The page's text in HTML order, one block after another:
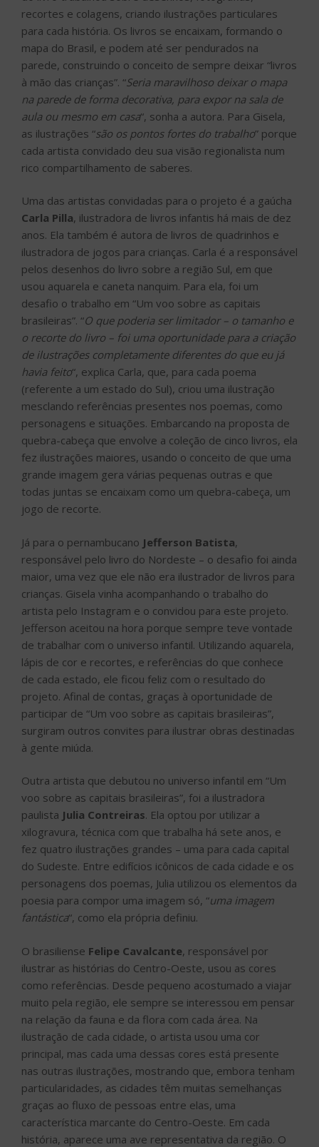
recortes e colagens, criando ilustrações particulares
para cada história. Os livros se encaixam, formando o
mapa do Brasil, e podem até ser pendurados na
parede, construindo o conceito de sempre deixar “livros
à mão das crianças”. “Seria maravilhoso deixar o mapa
na parede de forma decorativa, para expor na sala de
aula ou mesmo em casa“, sonha a autora. Para Gisela,
as ilustrações “são os pontos fortes do trabalho” porque
cada artista convidado deu sua visão regionalista num
rico compartilhamento de saberes.
Uma das artistas convidadas para o projeto é a gaúcha
Carla Pilla, ilustradora de livros infantis há mais de dez
anos. Ela também é autora de livros de quadrinhos e
ilustradora de jogos para crianças. Carla é a responsável
pelos desenhos do livro sobre a região Sul, em que
usou aquarela e caneta nanquim. Para ela, foi um
desafio o trabalho em “Um voo sobre as capitais
brasileiras”. “O que poderia ser limitador – o tamanho e
o recorte do livro – foi uma oportunidade para a criação
de ilustrações completamente diferentes do que eu já
havia feito“, explica Carla, que, para cada poema
(referente a um estado do Sul), criou uma ilustração
mesclando referências presentes nos poemas, como
personagens e situações. Embarcando na proposta de
quebra-cabeça que envolve a coleção de cinco livros, ela
fez ilustrações maiores, usando o conceito de que uma
grande imagem gera várias pequenas outras e que
todas juntas se encaixam como um quebra-cabeça, um
jogo de recorte.
Já para o pernambucano Jefferson Batista,
responsável pelo livro do Nordeste – o desafio foi ainda
maior, uma vez que ele não era ilustrador de livros para
crianças. Gisela vinha acompanhando o trabalho do
artista pelo Instagram e o convidou para este projeto.
Jefferson aceitou na hora porque sempre teve vontade
de trabalhar com o universo infantil. Utilizando aquarela,
lápis de cor e recortes, e referências do que conhece
de cada estado, ele ficou feliz com o resultado do
projeto. Afinal de contas, graças à oportunidade de
participar de “Um voo sobre as capitais brasileiras”,
surgiram outros convites para ilustrar obras destinadas
à gente miúda.
Outra artista que debutou no universo infantil em “Um
voo sobre as capitais brasileiras”, foi a ilustradora
paulista Julia Contreiras. Ela optou por utilizar a
xilogravura, técnica com que trabalha há sete anos, e
fez quatro ilustrações grandes – uma para cada capital
do Sudeste. Entre edifícios icônicos de cada cidade e os
personagens dos poemas, Julia utilizou os elementos da
poesia para compor uma imagem só, “uma imagem
fantástica“, como ela própria definiu.
O brasiliense Felipe Cavalcante, responsável por
ilustrar as histórias do Centro-Oeste, usou as cores
como referências. Desde pequeno acostumado a viajar
muito pela região, ele sempre se interessou em pensar
na relação da fauna e da flora com cada área. Na
ilustração de cada cidade, o artista usou uma cor
principal, mas cada uma dessas cores está presente
nas outras ilustrações, mostrando que, embora tenham
particularidades, as cidades têm muitas semelhanças
graças ao fluxo de pessoas entre elas, uma
característica marcante do Centro-Oeste. Em cada
história, aparece uma ave representativa da região. O